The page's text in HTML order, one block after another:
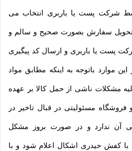
شرکت پست یا باربری انتخاب می
تحویل سفارش بصورت صحیح و سالم و
پست یا باربری و ارسال کد پیگیری
موارد باتوجه به اینکه مطابق مواد
کلیه مشکلات ناشی از حمل کالا بر عهده
مسئولیتی در قبال تاخیر در
آن ندارد و در صورت بروز مشکل
کفش حیدری اشکال اعلام شود و با